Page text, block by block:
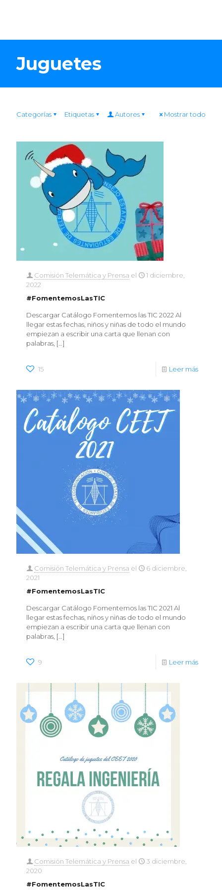
Juguetes
Categorías Etiquetas Autores Mostrar todo
Comisión Telemática y Prensa el
1 diciembre,
2022
#FomentemosLasTIC
Descargar Catálogo Fomentemos las TIC 2022 Al
llegar estas fechas, niños y niñas de todo el mundo
empiezan a escribir una carta que llenan con
palabras, […]
15 Leer más
Comisión Telemática y Prensa el
6 diciembre,
2021
#FomentemosLasTIC
Descargar Catálogo Fomentemos las TIC 2021 Al
llegar estas fechas, niños y niñas de todo el mundo
empiezan a escribir una carta que llenan con
palabras, […]
9 Leer más
Comisión Telemática y Prensa el
3 diciembre,
2020
#FomentemosLasTIC